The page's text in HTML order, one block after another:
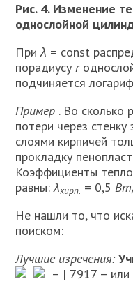
Рис. 4. Изменение
однослойной
Приλ = const
порадиусуr
подчиняется
Пример . Во сколько
потери через
слоями кирпичей
прокладку
Коэффициенты
равны:λкирп. = 0,5Вт
Не нашли то, что
поиском:
Лучшие изречения:
– | 7917 – или